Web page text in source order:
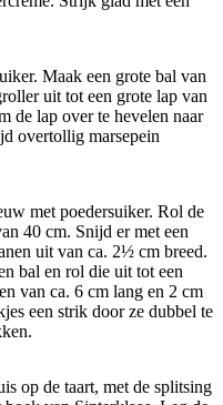
Maak een grote bal van
uit tot een grote lap van
de lap over te hevelen naar
overtollig marsepein
met poedersuiker. Rol de
40 cm. Snijd er met een
uit van ca. 2½ cm breed.
bal en rol die uit tot een
van ca. 6 cm lang en 2 cm
een strik door ze dubbel te
op de taart, met de splitsing